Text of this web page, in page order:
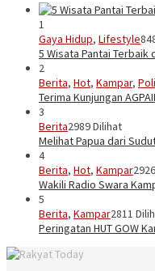
1
Gaya Hidup, Lifestyle
5 Wisata Pantai Terbaik
2
Berita, Hot, Kampar,
Terima Kunjungan
3
Berita2989 Dilihat
Melihat Papua dari
4
Berita, Hot, Kampar
Wakili Radio Swara
5
Berita, Kampar2811
Peringatan HUT GOW